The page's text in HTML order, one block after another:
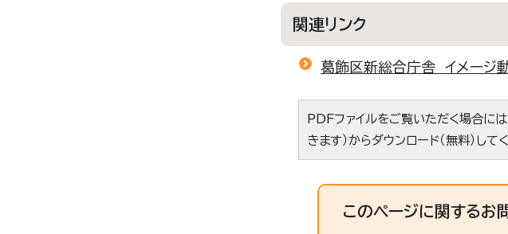
関連リンク
葛飾区新総合庁舎 イメージ
PDFファイルをご覧いただく場合に
きます）からダウンロード（無料）して
このページに関するお